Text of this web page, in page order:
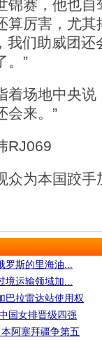
锦赛，他也自
算厉害，尤
我们助威团
。”
场地中央说
会来。”
为本国跤
斯的里海油...
运输领域加...
巴拉雷达站使用权
国女排晋级四强
阿塞拜疆争第五